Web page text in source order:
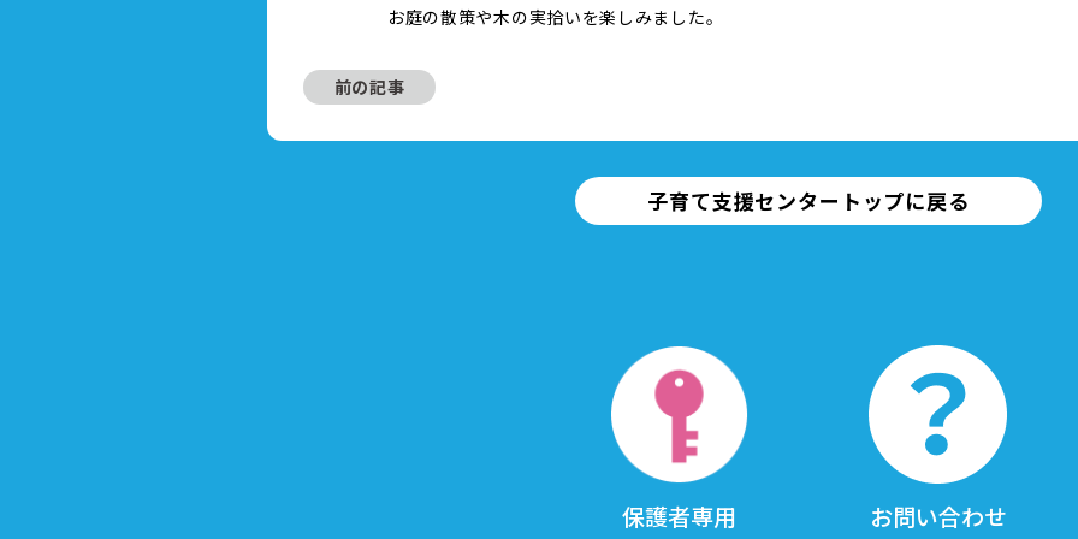
お庭の散策や木の実拾いを楽しみました。
前の記事
子育て支援センタートップに戻る
保護者専用
お問い合わせ